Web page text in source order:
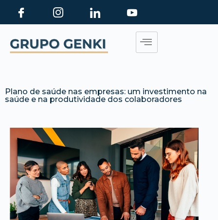
Plano de saúde nas empresas: um investimento na
saúde e na produtividade dos colaboradores